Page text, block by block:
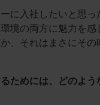
に入社したいと思
境の両方に魅力を
、それはまさにそ
ためには、どのよ